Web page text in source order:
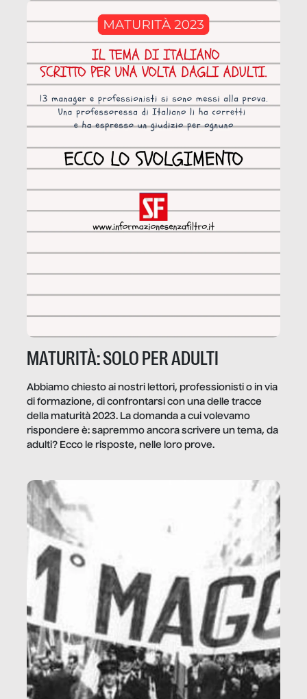
MATURITÀ: SOLO PER ADULTI
Abbiamo chiesto ai nostri lettori, professionisti o in via
di formazione, di confrontarsi con una delle tracce
della maturità 2023. La domanda a cui volevamo
rispondere è: sapremmo ancora scrivere un tema, da
adulti? Ecco le risposte, nelle loro prove.